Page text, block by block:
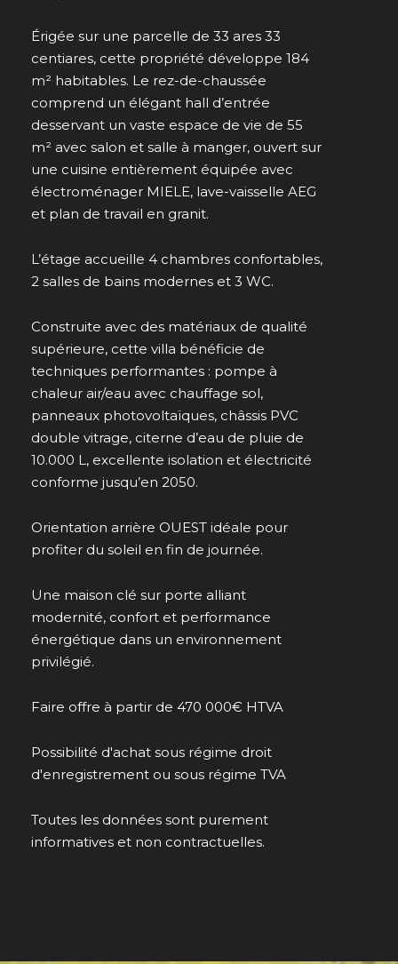
Érigée sur une parcelle de 33 ares 33
centiares, cette propriété développe 184
m² habitables. Le rez-de-chaussée
comprend un élégant hall d’entrée
desservant un vaste espace de vie de 55
m² avec salon et salle à manger, ouvert sur
une cuisine entièrement équipée avec
électroménager MIELE, lave-vaisselle AEG
et plan de travail en granit.
L’étage accueille 4 chambres confortables,
2 salles de bains modernes et 3 WC.
Construite avec des matériaux de qualité
supérieure, cette villa bénéficie de
techniques performantes : pompe à
chaleur air/eau avec chauffage sol,
panneaux photovoltaïques, châssis PVC
double vitrage, citerne d’eau de pluie de
10.000 L, excellente isolation et électricité
conforme jusqu’en 2050.
Orientation arrière OUEST idéale pour
profiter du soleil en fin de journée.
Une maison clé sur porte alliant
modernité, confort et performance
énergétique dans un environnement
privilégié.
Faire offre à partir de 470 000€ HTVA
Possibilité d'achat sous régime droit
d'enregistrement ou sous régime TVA
Toutes les données sont purement
informatives et non contractuelles.